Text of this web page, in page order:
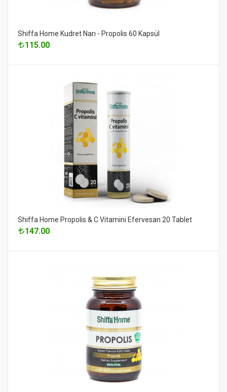
Shiffa Home Kudret Narı - Propolis 60 Kapsül
115.00
Shiffa Home Propolis & C Vitamini Efervesan 20 Tablet
147.00